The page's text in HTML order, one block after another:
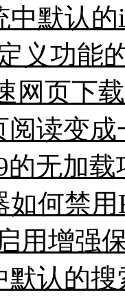
中默认的
义功能
网页下载
阅读变
的无加
何禁用
用增强
默认的